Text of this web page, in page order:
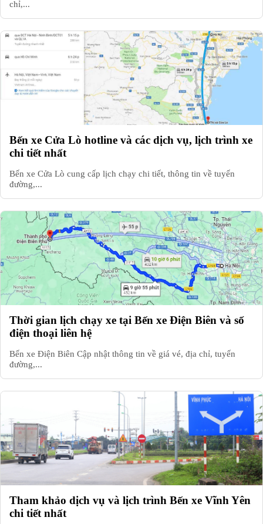
chỉ,...
Bến xe Cửa Lò hotline và các dịch vụ, lịch trình xe
chi tiết nhất
Bến xe Cửa Lò cung cấp lịch chạy chi tiết, thông tin về tuyến
đường,...
Thời gian lịch chạy xe tại Bến xe Điện Biên và số
điện thoại liên hệ
Bến xe Điện Biên Cập nhật thông tin về giá vé, địa chỉ, tuyến
đường,...
Tham khảo dịch vụ và lịch trình Bến xe Vĩnh Yên
chi tiết nhất